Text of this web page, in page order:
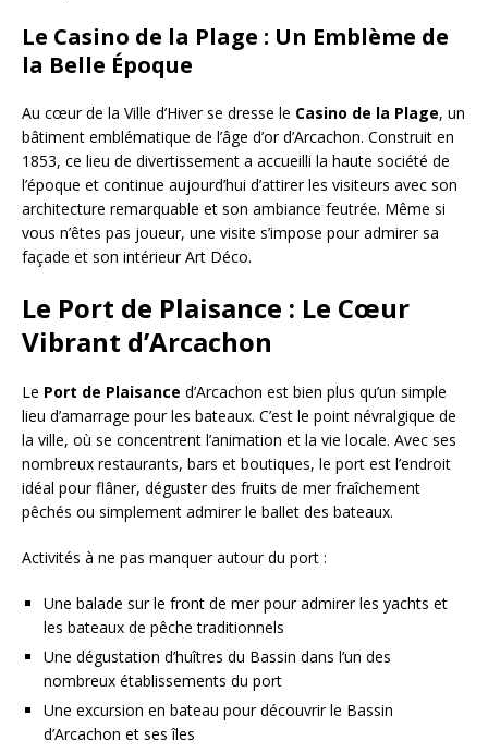
Le Casino de la Plage : Un Emblème de
la Belle Époque
Au cœur de la Ville d’Hiver se dresse le Casino de la Plage, un
bâtiment emblématique de l’âge d’or d’Arcachon. Construit en
1853, ce lieu de divertissement a accueilli la haute société de
l’époque et continue aujourd’hui d’attirer les visiteurs avec son
architecture remarquable et son ambiance feutrée. Même si
vous n’êtes pas joueur, une visite s’impose pour admirer sa
façade et son intérieur Art Déco.
Le Port de Plaisance : Le Cœur
Vibrant d’Arcachon
Le Port de Plaisance d’Arcachon est bien plus qu’un simple
lieu d’amarrage pour les bateaux. C’est le point névralgique de
la ville, où se concentrent l’animation et la vie locale. Avec ses
nombreux restaurants, bars et boutiques, le port est l’endroit
idéal pour flâner, déguster des fruits de mer fraîchement
pêchés ou simplement admirer le ballet des bateaux.
Activités à ne pas manquer autour du port :
Une balade sur le front de mer pour admirer les yachts et
les bateaux de pêche traditionnels
Une dégustation d’huîtres du Bassin dans l’un des
nombreux établissements du port
Une excursion en bateau pour découvrir le Bassin
d’Arcachon et ses îles